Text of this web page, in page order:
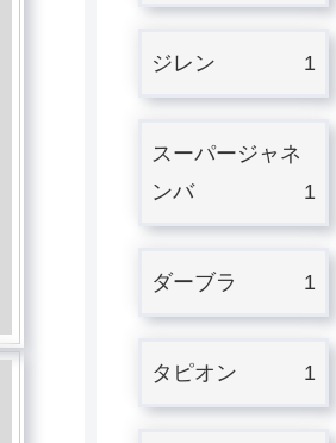
ジレン 1
スーパージャネ
ンバ
1
ダーブラ 1
タピオン 1